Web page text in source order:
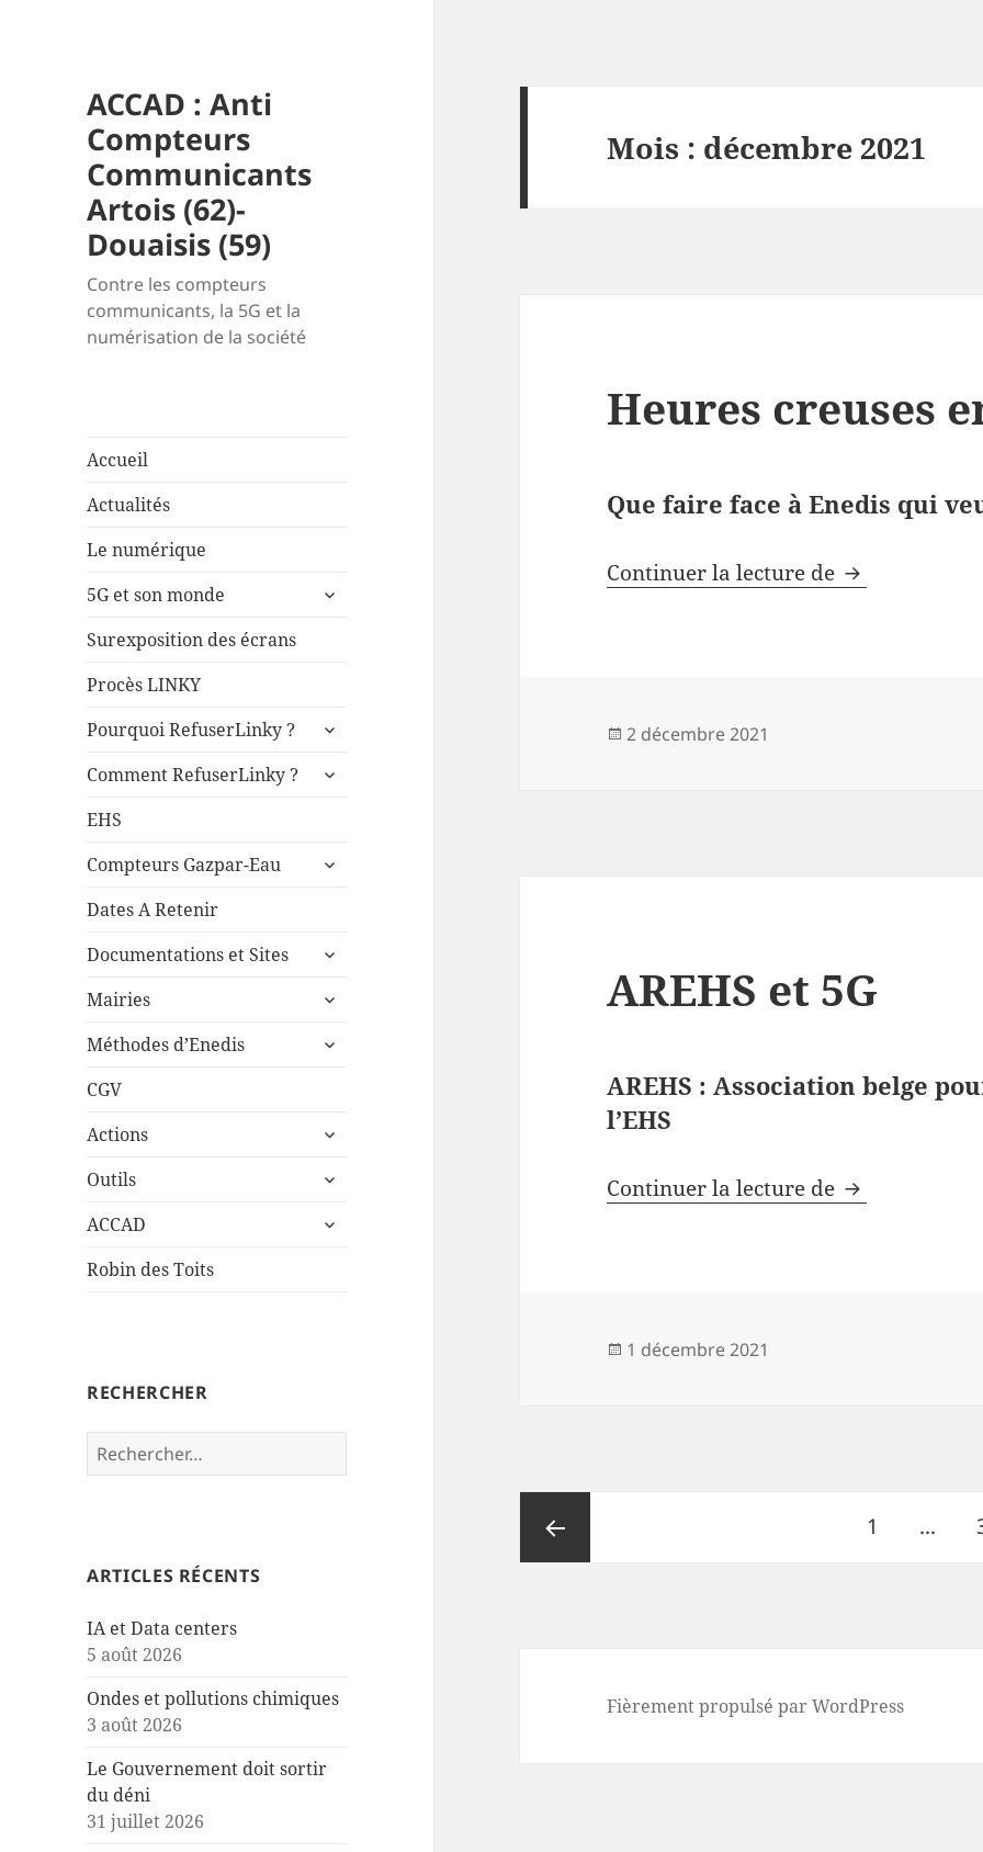
ACCAD : Anti
Compteurs
Communicants
Artois (62)-
Douaisis (59)
Contre les compteurs
communicants, la 5G et la
numérisation de la société
Accueil
Actualités
Le numérique
5G et son monde
ouvrir
Surexposition des écrans
Procès LINKY
Pourquoi RefuserLinky ?
ouvrir
sous-
Comment RefuserLinky ?
ouvrir
EHS
Compteurs Gazpar-Eau
ouvrir
Dates A Retenir
Documentations et Sites
ouvrir
sous-
Mairies
ouvrir
sous-
Méthodes d’Enedis
ouvrir
CGV
Actions
ouvrir
sous-
Outils
ouvrir
sous-
ACCAD
ouvrir
Robin des Toits
RECHERCHER
Rechercher :
ARTICLES RÉCENTS
IA et Data centers
5 août 2026
Ondes et pollutions chimiques
3 août 2026
Le Gouvernement doit sortir
du déni
31 juillet 2026
Mois : décembre 2021
Heures creuses
Que faire face à Enedis qui
Continuer la lecture de Heures
Publié
2 décembre 2021
AREHS et 5G
AREHS : Association belge
l’EHS
Continuer la lecture de AREHS et 5G
Publié
1 décembre 2021
des
Page
1 …
Fièrement propulsé par WordPress